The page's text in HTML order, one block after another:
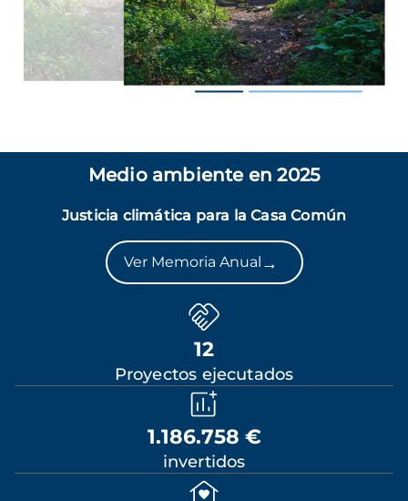
Medio ambiente en 2025
Justicia climática para la Casa Común
Ver Memoria Anual →
12
Proyectos ejecutados
1.186.758 €
invertidos